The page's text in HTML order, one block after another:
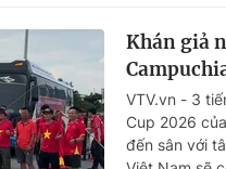
Khán giả
VTV.vn - 3
Cup 2026
đến sân với